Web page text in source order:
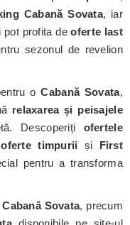
Cabană Sovata, iar
pot profita deoferte last
sezonul de revelion
oCabană Sovata,
relaxarea și peisajele
Descoperiți ofertele
oferte timpurii și First
pentru a transforma
Sovata, precum